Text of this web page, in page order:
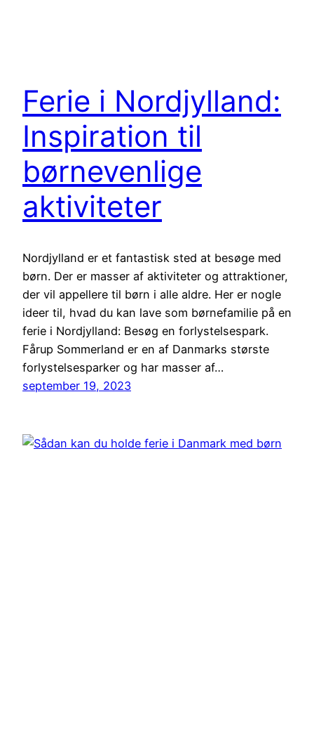
Ferie i Nordjylland:
Inspiration til
børnevenlige
aktiviteter
Nordjylland er et fantastisk sted at besøge med
børn. Der er masser af aktiviteter og attraktioner,
der vil appellere til børn i alle aldre. Her er nogle
ideer til, hvad du kan lave som børnefamilie på en
ferie i Nordjylland: Besøg en forlystelsespark.
Fårup Sommerland er en af Danmarks største
forlystelsesparker og har masser af…
september 19, 2023